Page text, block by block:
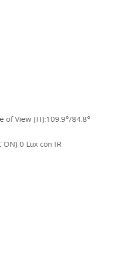
of View (H):109.9°/84.8°
ON) 0 Lux con IR